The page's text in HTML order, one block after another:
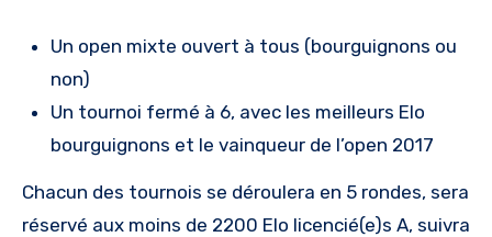
Un open mixte ouvert à tous (bourguignons ou
non)
Un tournoi fermé à 6, avec les meilleurs Elo
bourguignons et le vainqueur de l’open 2017
Chacun des tournois se déroulera en 5 rondes, sera
réservé aux moins de 2200 Elo licencié(e)s A, suivra